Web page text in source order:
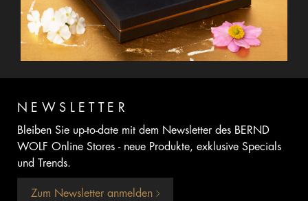
NEWSLETTER
Bleiben Sie up-to-date mit dem Newsletter des BERND
WOLF Online Stores - neue Produkte, exklusive Specials
und Trends.
Zum Newsletter anmelden